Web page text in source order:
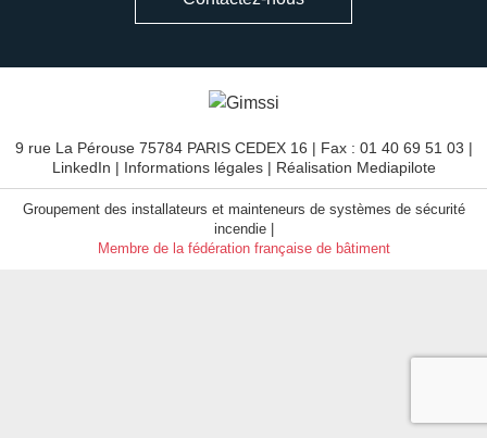
9 rue La Pérouse 75784 PARIS CEDEX 16 | Fax : 01 40 69 51 03 |
LinkedIn | Informations légales| Réalisation Mediapilote
Groupement des installateurs et mainteneurs de systèmes de sécurité
incendie |
Membre de la fédération française de bâtiment